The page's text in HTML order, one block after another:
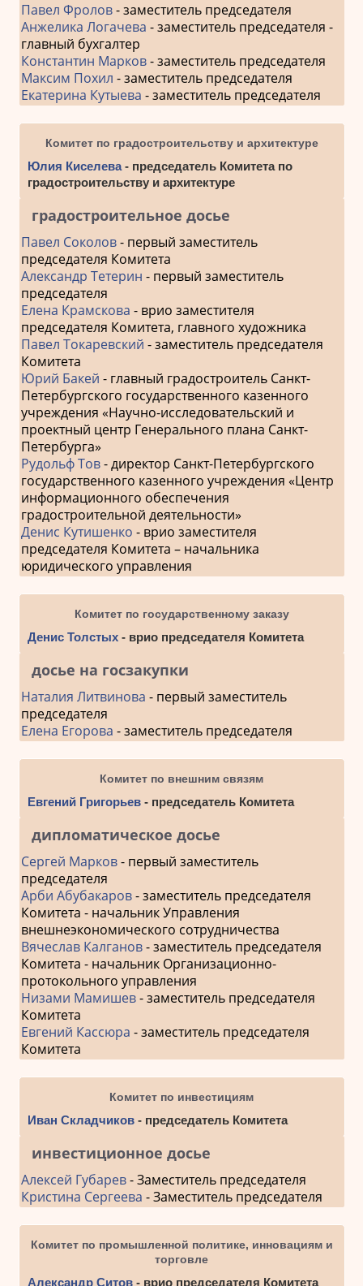
Павел Фролов- заместитель председателя
Анжелика Логачева - заместитель председателя -
главный бухгалтер
Константин Марков- заместитель председателя
Максим Похил - заместитель председателя
Екатерина Кутыева - заместитель председателя
Комитет по градостроительству и архитектуре
Юлия Киселева- председатель Комитета по
градостроительству и архитектуре
градостроительное досье
Павел Соколов- первый заместитель
председателя Комитета
Александр Тетерин - первый заместитель
председателя
Елена Крамскова - врио заместителя
председателя Комитета, главного художника
Павел Токаревский - заместитель председателя
Комитета
Юрий Бакей - главный градостроитель Санкт-
Петербургского государственного казенного
учреждения «Научно-исследовательский и
проектный центр Генерального плана Санкт-
Петербурга»
Рудольф Тов- директор Санкт-Петербургского
государственного казенного учреждения «Центр
информационного обеспечения
градостроительной деятельности»
Денис Кутишенко - врио заместителя
председателя Комитета – начальника
юридического управления
Комитет по государственному заказу
Денис Толстых- врио председателя Комитета
досье на госзакупки
Наталия Литвинова - первый заместитель
председателя
Елена Егорова - заместитель председателя
Комитет по внешним связям
Евгений Григорьев- председатель Комитета
дипломатическое досье
Сергей Марков- первый заместитель
председателя
Арби Абубакаров- заместитель председателя
Комитета - начальник Управления
внешнеэкономического сотрудничества
Вячеслав Калганов- заместитель председателя
Комитета - начальник Организационно-
протокольного управления
Низами Мамишев- заместитель председателя
Комитета
Евгений Кассюра - заместитель председателя
Комитета
Комитет по инвестициям
Иван Складчиков- председатель Комитета
инвестиционное досье
Алексей Губарев- Заместитель председателя
Кристина Сергеева - Заместитель председателя
Комитет по промышленной политике, инновациям и
торговле
Александр Ситов- врио председателя Комитета